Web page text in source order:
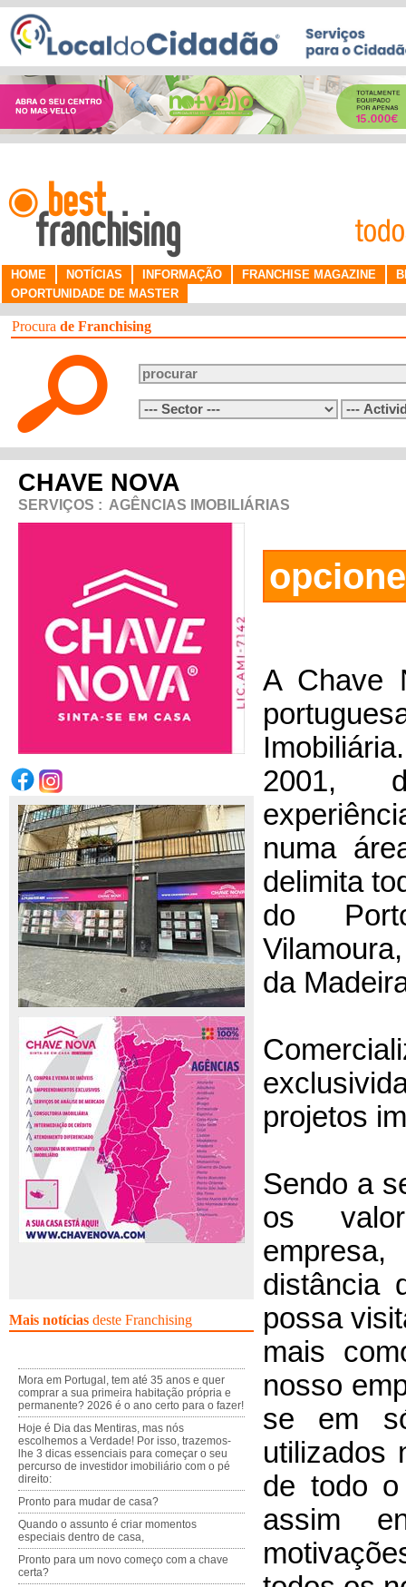
HOME NOTÍCIAS INFORMAÇÃO FRANCHISE MAGAZINE
OPORTUNIDADE DE MASTER
Procura de Franchising
CHAVE NOVA
SERVIÇOS : AGÊNCIAS IMOBILIÁRIAS
Mais notícias deste Franchising
Mora em Portugal, tem até 35 anos e quer
comprar a sua primeira habitação própria e
permanente? 2026 é o ano certo para o fazer!
Hoje é Dia das Mentiras, mas nós
escolhemos a Verdade! Por isso, trazemos-
lhe 3 dicas essenciais para começar o seu
percurso de investidor imobiliário com o pé
direito:
Pronto para mudar de casa?
Quando o assunto é criar momentos
especiais dentro de casa,
Pronto para um novo começo com a chave
certa?
A Chave
2001,
numa
delimita
do
da
projetos
Sendo a
os
distância
possa
mais
nosso
se em
utilizados
de todo
assim